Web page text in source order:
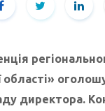
області»
директора.